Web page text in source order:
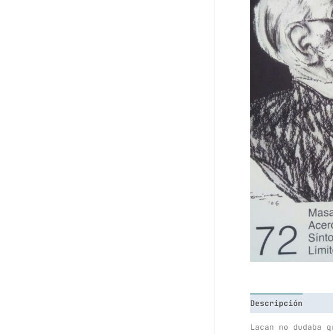
Descripción
Lacan no